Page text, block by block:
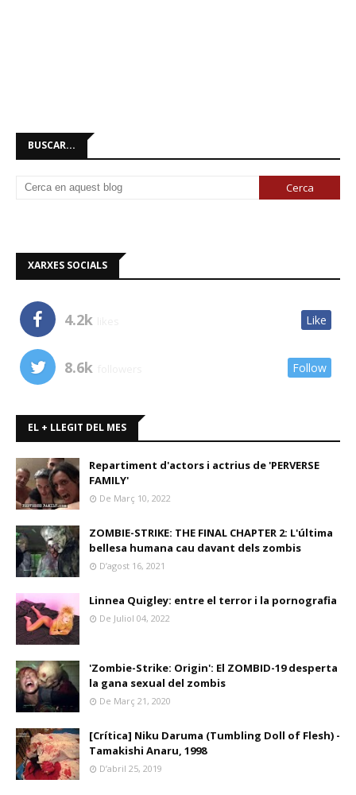
BUSCAR...
XARXES SOCIALS
4.2k Like
8.6k Follow
EL + LLEGIT DEL MES
Repartiment d'actors i actrius de 'PERVERSE
FAMILY'
De Març 10, 2022
ZOMBIE-STRIKE: THE FINAL CHAPTER 2: L'última
bellesa humana cau davant dels zombis
D’agost 16, 2021
Linnea Quigley: entre el terror i la pornografia
De Juliol 04, 2022
'Zombie-Strike: Origin': El ZOMBID-19 desperta
la gana sexual del zombis
De Març 21, 2020
[Crítica] Niku Daruma (Tumbling Doll of Flesh) -
Tamakishi Anaru, 1998
D’abril 25, 2019